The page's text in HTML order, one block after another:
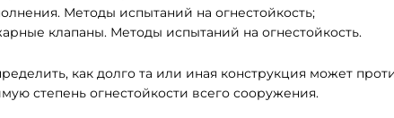
Методы испытаний на огнестойкость;
клапаны. Методы испытаний на огнестойкость.
как долго та или иная конструкция может
степень огнестойкости всего сооружения.